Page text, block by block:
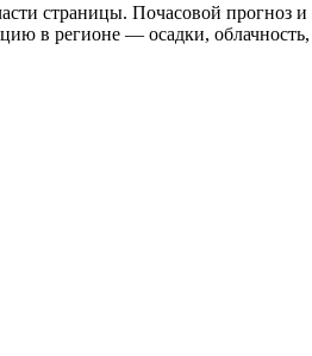
страницы. Почасовой
в регионе — осадки, облачность,